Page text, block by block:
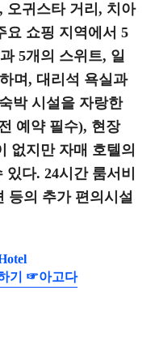
오귀스타 거리, 치아
요 쇼핑 지역에서 5
5개의 스위트, 일
며, 대리석 욕실과
박 시설을 자랑한
예약 필수), 현장
없지만 자매 호텔의
다. 24시간 룸서비
등의 추가 편의시설
기 ☞아고다